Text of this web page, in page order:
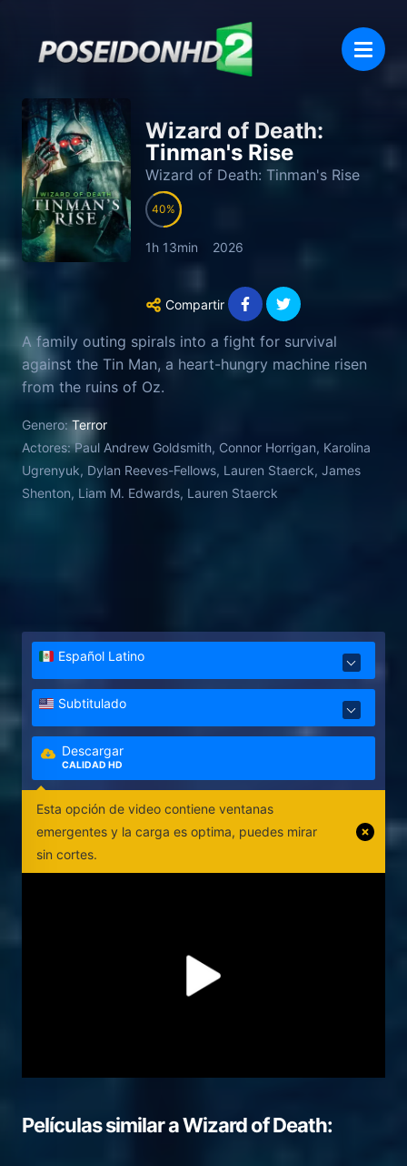
Wizard of Death:
Tinman's Rise
Wizard of Death: Tinman's Rise
40
1h 13min 2026
Compartir
A family outing spirals into a fight for survival
against the Tin Man, a heart-hungry machine risen
from the ruins of Oz.
Genero: Terror
Actores: Paul Andrew Goldsmith, Connor Horrigan, Karolina
Ugrenyuk, Dylan Reeves-Fellows, Lauren Staerck, James
Shenton, Liam M. Edwards, Lauren Staerck
Español Latino
Subtitulado
Descargar
CALIDAD HD
Esta opción de video contiene ventanas
emergentes y la carga es optima, puedes mirar
sin cortes.
Películas similar aWizard of Death: